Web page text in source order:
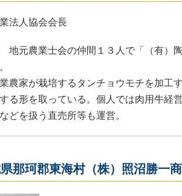
法人協会会長
元農業士会の仲間１３人で「（有）
農家が栽培するタンチョウモチを加工
る形を取っている。個人では肉用牛経
どを扱う直売所等も運営。
那珂郡東海村（株）照沼勝